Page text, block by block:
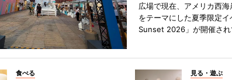
広場で現在、アメリカ西海
をテーマにした夏季限定
Sunset 2026」が開催され
食べる 見る・遊ぶ